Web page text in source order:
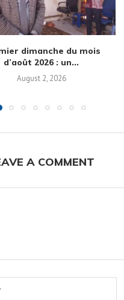
dimanche du mois
d’août 2026 : un...
August 2, 2026
A COMMENT